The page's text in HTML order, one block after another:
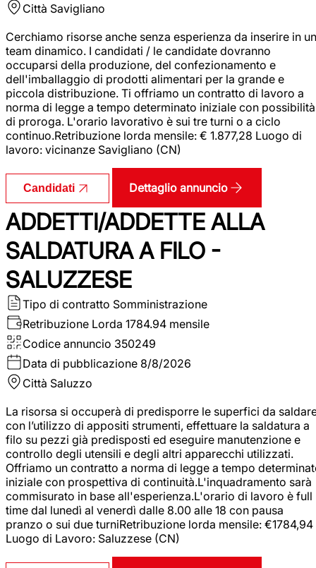
Città Savigliano
Cerchiamo risorse anche senza esperienza da inserire in un
team dinamico. I candidati / le candidate dovranno
occuparsi della produzione, del confezionamento e
dell'imballaggio di prodotti alimentari per la grande e
piccola distribuzione. Ti offriamo un contratto di lavoro a
norma di legge a tempo determinato iniziale con possibilità
di proroga. L'orario lavorativo è sui tre turni o a ciclo
continuo.Retribuzione lorda mensile: € 1.877,28 Luogo di
lavoro: vicinanze Savigliano (CN)
Candidati Dettaglio annuncio
ADDETTI/ADDETTE ALLA
SALDATURA A FILO -
SALUZZESE
Tipo di contratto Somministrazione
Retribuzione Lorda 1784.94 mensile
Codice annuncio 350249
Data di pubblicazione 8/8/2026
Città Saluzzo
La risorsa si occuperà di predisporre le superfici da
con l’utilizzo di appositi strumenti, effettuare la saldatura a
filo su pezzi già predisposti ed eseguire manutenzione e
controllo degli utensili e degli altri apparecchi utilizzati.
Offriamo un contratto a norma di legge a tempo
iniziale con prospettiva di continuità.L'inquadramento sarà
commisurato in base all'esperienza.L'orario di lavoro è full
time dal lunedì al venerdì dalle 8.00 alle 18 con pausa
pranzo o sui due turniRetribuzione lorda mensile: €1784,94
Luogo di Lavoro: Saluzzese (CN)